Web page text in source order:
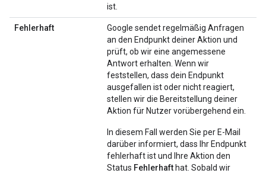
ist.
Fehlerhaft
Google sendet regelmäßig Anfragen
an den Endpunkt deiner Aktion und
prüft, ob wir eine angemessene
Antwort erhalten. Wenn wir
feststellen, dass dein Endpunkt
ausgefallen ist oder nicht reagiert,
stellen wir die Bereitstellung deiner
Aktion für Nutzer vorübergehend ein.
In diesem Fall werden Sie per E-Mail
darüber informiert, dass Ihr Endpunkt
fehlerhaft ist und Ihre Aktion den
Status Fehlerhaft hat. Sobald wir